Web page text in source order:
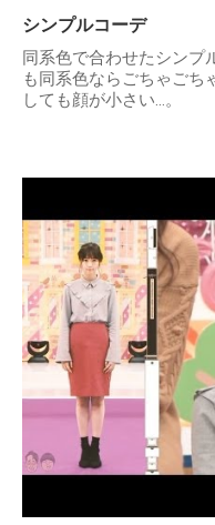
シンプルコーデ
同系色で合わせたシンプ
も同系色ならごちゃごち
しても顔が小さい…。